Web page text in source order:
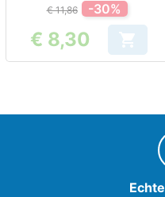
€ 11,86 -30%
Prijs
€ 8,30 